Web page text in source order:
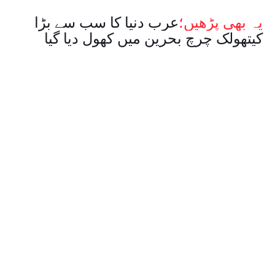
یہ بھی پڑھیں؛عرب دنیا کا سب سے بڑا
کیتھولک چرچ بحرین میں کھول دیا گیا